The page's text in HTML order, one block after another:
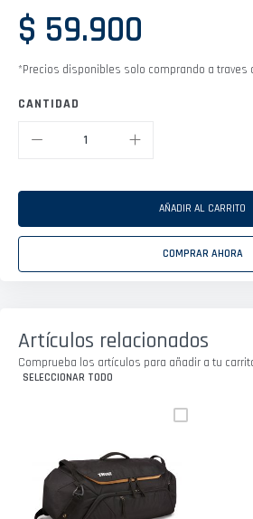
imágenes
$ 59.900
*Precios disponibles solo comprando a traves
CANTIDAD
AÑADIR AL CARRITO
COMPRAR AHORA
Artículos relacionados
Comprueba los artículos para añadir a tu
SELECCIONAR TODO